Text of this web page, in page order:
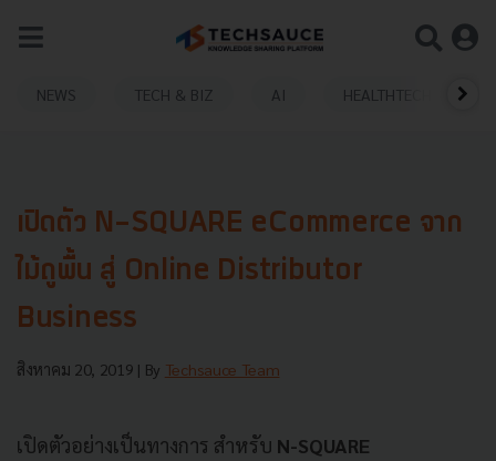
NEWS TECH & BIZ AI HEALTHTECH
เปิดตัว N-SQUARE eCommerce จาก
ไม้ถูพื้น สู่ Online Distributor
Business
สิงหาคม 20, 2019 | By Techsauce Team
เปิดตัวอย่างเป็นทางการ สำหรับ N-SQUARE